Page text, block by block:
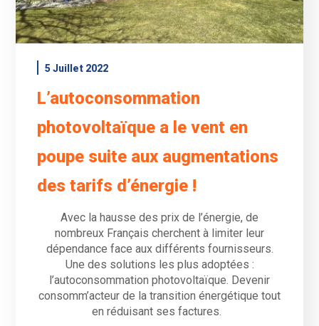
5 Juillet 2022
L’autoconsommation
photovoltaïque a le vent en
poupe suite aux augmentations
des tarifs d’énergie !
Avec la hausse des prix de l’énergie, de
nombreux Français cherchent à limiter leur
dépendance face aux différents fournisseurs.
Une des solutions les plus adoptées :
l’autoconsommation photovoltaïque. Devenir
consomm’acteur de la transition énergétique tout
en réduisant ses factures.